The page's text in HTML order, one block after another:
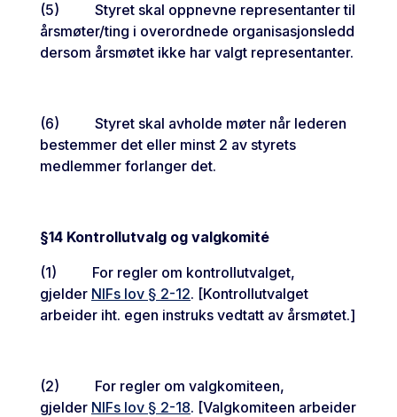
(5) Styret skal oppnevne representanter til
årsmøter/ting i overordnede organisasjonsledd
dersom årsmøtet ikke har valgt representanter.
(6) Styret skal avholde møter når lederen
bestemmer det eller minst 2 av styrets
medlemmer forlanger det.
§14 Kontrollutvalg og valgkomité
(1) For regler om kontrollutvalget,
gjelder NIFs lov § 2-12. [Kontrollutvalget
arbeider iht. egen instruks vedtatt av årsmøtet.]
(2) For regler om valgkomiteen,
gjelder NIFs lov § 2-18. [Valgkomiteen arbeider